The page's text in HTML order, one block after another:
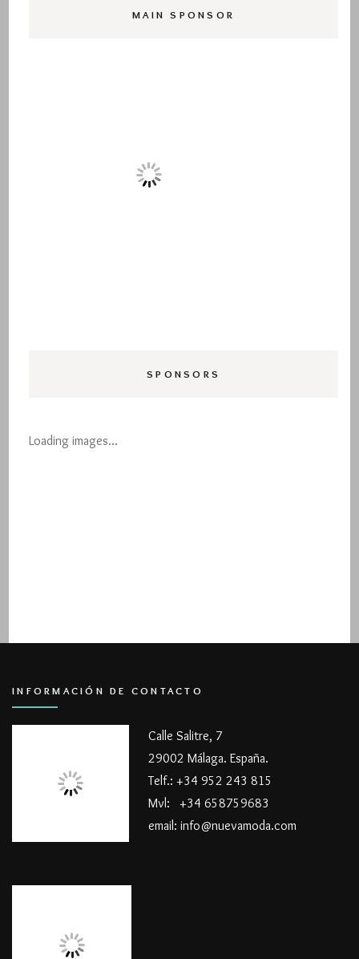
MAIN SPONSOR
SPONSORS
Loading images…
INFORMACIÓN DE CONTACTO
Calle Salitre, 7
29002 Málaga. España.
Telf.: +34 952 243 815
Mvl: +34 658759683
email: info@nuevamoda.com